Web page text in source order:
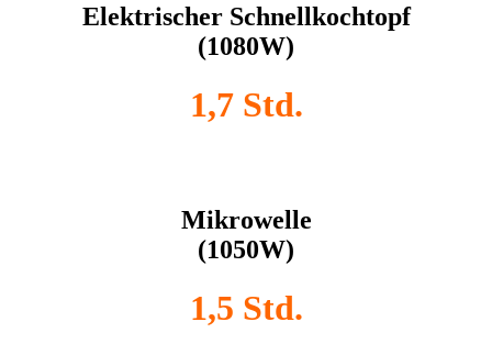
Elektrischer Schnellkochtopf
(1080W)
1,7 Std.
Mikrowelle
(1050W)
1,5 Std.